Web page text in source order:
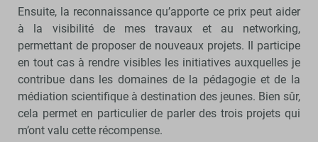
Ensuite, la reconnaissance qu’apporte ce prix peut aider
à la visibilité de mes travaux et au networking,
permettant de proposer de nouveaux projets. Il participe
en tout cas à rendre visibles les initiatives auxquelles je
contribue dans les domaines de la pédagogie et de la
médiation scientifique à destination des jeunes. Bien sûr,
cela permet en particulier de parler des trois projets qui
m’ont valu cette récompense.